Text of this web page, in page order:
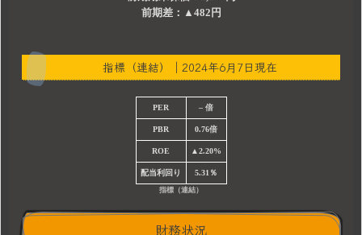
前期差：▲482円
指標（連結）｜2024年6月7日現在
PER – 倍
PBR 0.76倍
ROE ▲2.20%
配当利回り 5.31％
指標（連結）
財務状況